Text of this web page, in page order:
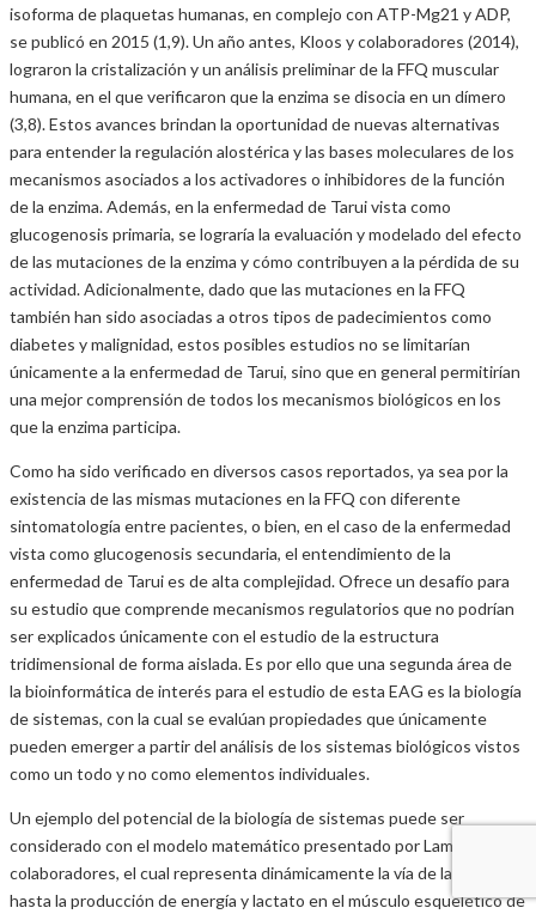
isoforma de plaquetas humanas, en complejo con ATP-Mg21 y ADP,
se publicó en 2015 (1,9). Un año antes, Kloos y colaboradores (2014),
lograron la cristalización y un análisis preliminar de la FFQ muscular
humana, en el que verificaron que la enzima se disocia en un dímero
(3,8). Estos avances brindan la oportunidad de nuevas alternativas
para entender la regulación alostérica y las bases moleculares de los
mecanismos asociados a los activadores o inhibidores de la función
de la enzima. Además, en la enfermedad de Tarui vista como
glucogenosis primaria, se lograría la evaluación y modelado del efecto
de las mutaciones de la enzima y cómo contribuyen a la pérdida de su
actividad. Adicionalmente, dado que las mutaciones en la FFQ
también han sido asociadas a otros tipos de padecimientos como
diabetes y malignidad, estos posibles estudios no se limitarían
únicamente a la enfermedad de Tarui, sino que en general permitirían
una mejor comprensión de todos los mecanismos biológicos en los
que la enzima participa.
Como ha sido verificado en diversos casos reportados, ya sea por la
existencia de las mismas mutaciones en la FFQ con diferente
sintomatología entre pacientes, o bien, en el caso de la enfermedad
vista como glucogenosis secundaria, el entendimiento de la
enfermedad de Tarui es de alta complejidad. Ofrece un desafío para
su estudio que comprende mecanismos regulatorios que no podrían
ser explicados únicamente con el estudio de la estructura
tridimensional de forma aislada. Es por ello que una segunda área de
la bioinformática de interés para el estudio de esta EAG es la biología
de sistemas, con la cual se evalúan propiedades que únicamente
pueden emerger a partir del análisis de los sistemas biológicos vistos
como un todo y no como elementos individuales.
Un ejemplo del potencial de la biología de sistemas puede ser
considerado con el modelo matemático presentado por Lambeth y
colaboradores, el cual representa dinámicamente la vía de la glicólisis
hasta la producción de energía y lactato en el músculo esquelético de